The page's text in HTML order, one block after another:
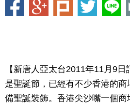
【新唐人亞太台2011年11月9
是聖誕節，已經有不少香港的
備聖誕裝飾。香港尖沙嘴一個